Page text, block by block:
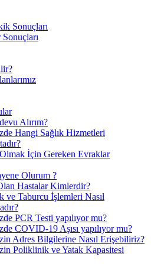
Sonuçları
Alırım?
Hangi Sağlık Hizmetleri
İçin Gereken Evraklar
Olurum ?
Hastalar Kimlerdir?
ve Taburcu İşlemleri Nasıl
PCR Testi yapılıyor mu?
COVID-19 Aşısı yapılıyor mu?
Adres Bilgilerine Nasıl Erişebiliriz?
Poliklinik ve Yatak Kapasitesi